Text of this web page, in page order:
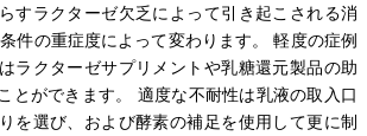
すラクターゼ欠乏によって引き起こされる消
件の重症度によって変わります。 軽度の症例
ラクターゼサプリメントや乳糖還元製品の助
とができます。 適度な不耐性は乳液の取入口
を選び、および酵素の補足を使用して更に制